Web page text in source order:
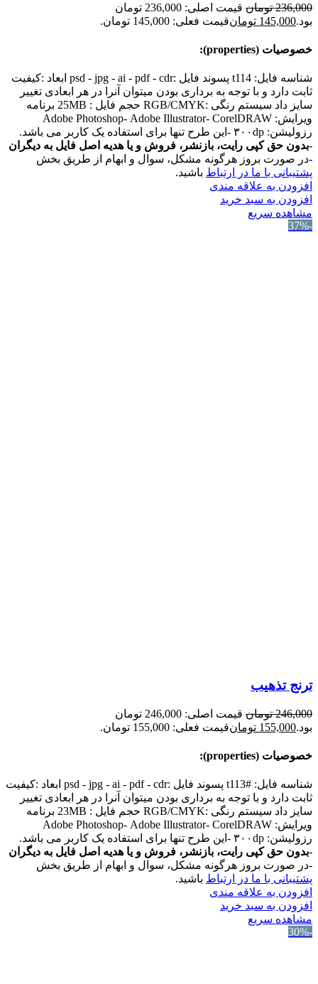
236,000 تومان
قیمت اصلی: 236,000 تومان
بود.145,000 تومانقیمت فعلی: 145,000 تومان.
خصوصیات (properties):
شناسه فایل: t114 پسوند فایل :psd - jpg - ai - pdf - cdr ابعاد :کیفیت
ثابت دارد و با توجه به برداری بودن میتوان آنرا در هر ابعادی تغییر
سایز داد سیستم رنگی :RGB/CMYK حجم فایل : 25MB برنامه
ویرایش: Adobe Photoshop- Adobe Illustrator- CorelDRAW
رزولیشن: ۳۰۰dp -این طرح تنها برای استفاده یک کاربر می باشد.
-بدون حق کپی رایت، بازنشر، فروش و یا هدیه اصل فایل به دیگران
-در صورت بروز هرگونه مشکل، سوال و ابهام از طریق بخش
پشتیبانی با ما در ارتباط باشید.
افزودن به علاقه مندی
افزودن به سبد خرید
مشاهده سریع
-37%
ترنج تذهیب
246,000 تومان
قیمت اصلی: 246,000 تومان
بود.155,000 تومانقیمت فعلی: 155,000 تومان.
خصوصیات (properties):
شناسه فایل: #t113 پسوند فایل :psd - jpg - ai - pdf - cdr ابعاد :کیفیت
ثابت دارد و با توجه به برداری بودن میتوان آنرا در هر ابعادی تغییر
سایز داد سیستم رنگی :RGB/CMYK حجم فایل : 23MB برنامه
ویرایش: Adobe Photoshop- Adobe Illustrator- CorelDRAW
رزولیشن: ۳۰۰dp -این طرح تنها برای استفاده یک کاربر می باشد.
-بدون حق کپی رایت، بازنشر، فروش و یا هدیه اصل فایل به دیگران
-در صورت بروز هرگونه مشکل، سوال و ابهام از طریق بخش
پشتیبانی با ما در ارتباط باشید.
افزودن به علاقه مندی
افزودن به سبد خرید
مشاهده سریع
-30%